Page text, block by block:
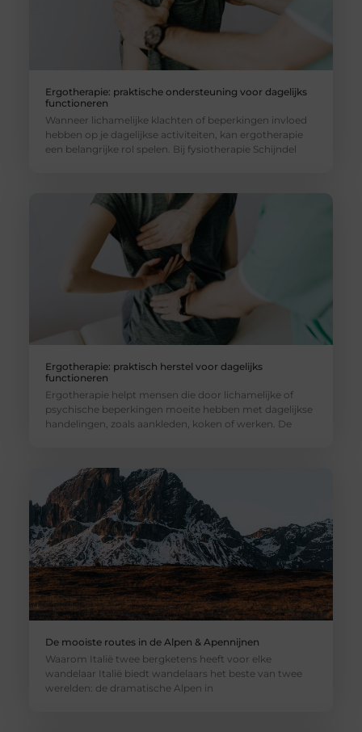
Ergotherapie: praktische ondersteuning voor dagelijks
functioneren
Wanneer lichamelijke klachten of beperkingen invloed
hebben op je dagelijkse activiteiten, kan ergotherapie
een belangrijke rol spelen. Bij fysiotherapie Schijndel
Ergotherapie: praktisch herstel voor dagelijks
functioneren
Ergotherapie helpt mensen die door lichamelijke of
psychische beperkingen moeite hebben met dagelijkse
handelingen, zoals aankleden, koken of werken. De
De mooiste routes in de Alpen & Apennijnen
Waarom Italië twee bergketens heeft voor elke
wandelaar Italië biedt wandelaars het beste van twee
werelden: de dramatische Alpen in